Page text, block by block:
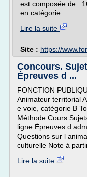
est composée de :
en catégorie...
Lire la suite
Site : https://
Concours.
Épreuves d ...
FONCTION
Animateur territorial
e voie, catégorie B
Méthode Cours
ligne Épreuves d
Questions sur l
culturelle Note à
Lire la suite